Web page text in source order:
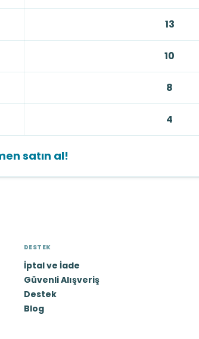
13
10
8
4
satın al!
DESTEK
İptal ve İade
Güvenli Alışveriş
Destek
Blog